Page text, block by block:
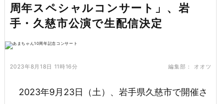
周年スペシャルコンサート」、岩
手・久慈市公演で生配信決定
2023年8月18日 11時16分 編集部： オオツ
2023年9月23日（土）、岩手県久慈市で開催さ